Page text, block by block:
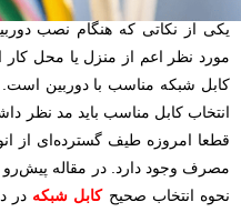
یکی از نکاتی که هنگام نصب
مورد نظر اعم از منزل یا محل کار
کابل شبکه مناسب با دوربین است.
انتخاب کابل مناسب باید مد نظر
قطعا امروزه طیف گسترده‌ای از
مصرف وجود دارد. در مقاله
نحوه انتخاب صحیحکابل‌ شبکه در